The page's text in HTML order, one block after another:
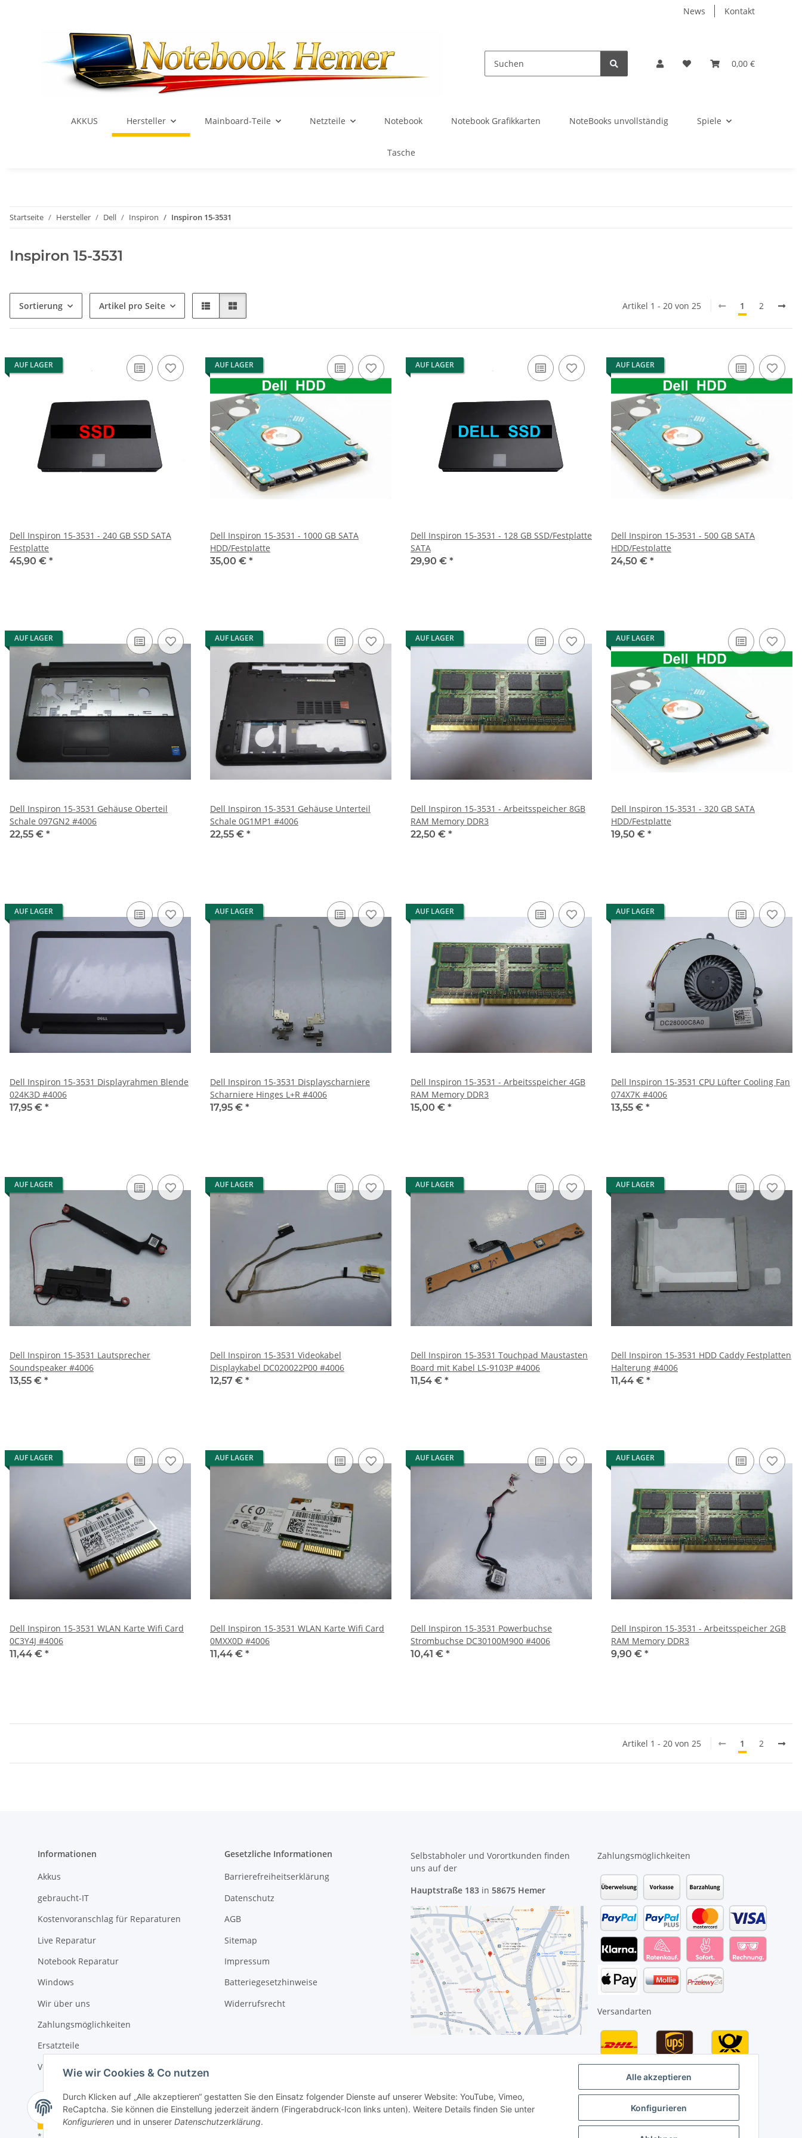
Alle akzeptieren
Konfigurieren
Wie wir Cookies & Co nutzen
Durch Klicken auf „Alle akzeptieren“ gestatten Sie den Einsatz folgender Dienste auf unserer Website: YouTube, Vimeo,
ReCaptcha. Sie können die Einstellung jederzeit ändern (Fingerabdruck-Icon links unten). Weitere Details finden Sie unter
Konfigurieren und in unserer Datenschutzerklärung.
News Kontakt
0,00 €
AKKUS Hersteller Mainboard-Teile Netzteile Notebook Notebook Grafikkarten NoteBooks unvollständig Spiele
Tasche
Startseite Hersteller Dell Inspiron Inspiron 15-3531
Inspiron 15-3531
Sortierung Artikel pro Seite Artikel 1 - 20 von 25 1 2
AUF LAGER
Dell Inspiron 15-3531 - 240 GB SSD SATA
Festplatte
45,90 € *
AUF LAGER
Dell Inspiron 15-3531 - 1000 GB SATA
HDD/Festplatte
35,00 € *
AUF LAGER
Dell Inspiron 15-3531 - 128 GB SSD/Festplatte
SATA
29,90 € *
AUF LAGER
Dell Inspiron 15-3531 - 500 GB SATA
HDD/Festplatte
24,50 € *
AUF LAGER
Dell Inspiron 15-3531 Gehäuse Oberteil
Schale 097GN2 #4006
22,55 € *
AUF LAGER
Dell Inspiron 15-3531 Gehäuse Unterteil
Schale 0G1MP1 #4006
22,55 € *
AUF LAGER
Dell Inspiron 15-3531 - Arbeitsspeicher 8GB
RAM Memory DDR3
22,50 € *
AUF LAGER
Dell Inspiron 15-3531 - 320 GB SATA
HDD/Festplatte
19,50 € *
AUF LAGER
Dell Inspiron 15-3531 Displayrahmen Blende
024K3D #4006
17,95 € *
AUF LAGER
Dell Inspiron 15-3531 Displayscharniere
Scharniere Hinges L+R #4006
17,95 € *
AUF LAGER
Dell Inspiron 15-3531 - Arbeitsspeicher 4GB
RAM Memory DDR3
15,00 € *
AUF LAGER
Dell Inspiron 15-3531 CPU Lüfter Cooling Fan
074X7K #4006
13,55 € *
AUF LAGER
Dell Inspiron 15-3531 Lautsprecher
Soundspeaker #4006
13,55 € *
AUF LAGER
Dell Inspiron 15-3531 Videokabel
Displaykabel DC020022P00 #4006
12,57 € *
AUF LAGER
Dell Inspiron 15-3531 Touchpad Maustasten
Board mit Kabel LS-9103P #4006
11,54 € *
AUF LAGER
Dell Inspiron 15-3531 HDD Caddy Festplatten
Halterung #4006
11,44 € *
AUF LAGER
Dell Inspiron 15-3531 WLAN Karte Wifi Card
0C3Y4J #4006
11,44 € *
AUF LAGER
Dell Inspiron 15-3531 WLAN Karte Wifi Card
0MXX0D #4006
11,44 € *
AUF LAGER
Dell Inspiron 15-3531 Powerbuchse
Strombuchse DC30100M900 #4006
10,41 € *
AUF LAGER
Dell Inspiron 15-3531 - Arbeitsspeicher 2GB
RAM Memory DDR3
9,90 € *
Artikel 1 - 20 von 25 1 2
Informationen
Akkus
gebraucht-IT
Kostenvoranschlag für Reparaturen
Live Reparatur
Notebook Reparatur
Windows
Wir über uns
Zahlungsmöglichkeiten
Ersatzteile
Versandinformationen
Gesetzliche Informationen
Barrierefreiheitserklärung
Datenschutz
AGB
Sitemap
Impressum
Batteriegesetzhinweise
Widerrufsrecht
Selbstabholer und Vorortkunden finden
uns auf der
Hauptstraße 183 in 58675 Hemer
Zahlungsmöglichkeiten
Versandarten
Vertrag widerrufen
* Alle Preise inkl. gesetzlicher USt., zzgl.